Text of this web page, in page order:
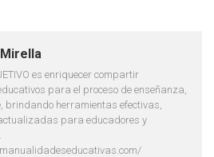
es enriquecer compartir
para el proceso de enseñanza,
brindando herramientas efectivas,
para educadores y